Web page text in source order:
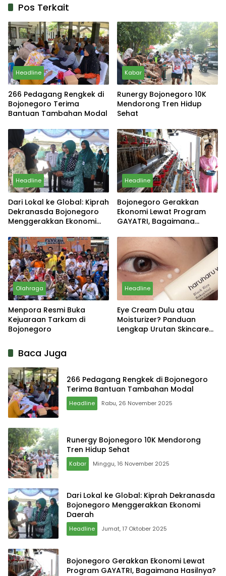
Pos Terkait
Headline
266 Pedagang Rengkek di
Bojonegoro Terima
Bantuan Tambahan Modal
Kabar
Runergy Bojonegoro 10K
Mendorong Tren Hidup
Sehat
Headline
Dari Lokal ke Global: Kiprah
Dekranasda Bojonegoro
Menggerakkan Ekonomi
Headline
Bojonegoro Gerakkan
Ekonomi Lewat Program
GAYATRI, Bagaimana
Olahraga
Menpora Resmi Buka
Kejuaraan Tarkam di
Bojonegoro
Headline
Eye Cream Dulu atau
Moisturizer? Panduan
Lengkap Urutan Skincare
Baca Juga
266 Pedagang Rengkek di Bojonegoro
Terima Bantuan Tambahan Modal
Headline Rabu, 26 November 2025
Runergy Bojonegoro 10K Mendorong
Tren Hidup Sehat
Kabar Minggu, 16 November 2025
Dari Lokal ke Global: Kiprah Dekranasda
Bojonegoro Menggerakkan Ekonomi
Daerah
Headline Jumat, 17 Oktober 2025
Bojonegoro Gerakkan Ekonomi Lewat
Program GAYATRI, Bagaimana Hasilnya?